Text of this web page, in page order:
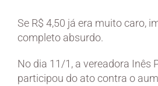
Se R$ 4,50 já era muito caro,
completo absurdo.
No dia 11/1, a vereadora Inês
participou do ato contra o